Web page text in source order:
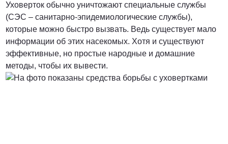
Уховерток обычно уничтожают специальные службы
(СЭС – санитарно-эпидемиологические службы),
которые можно быстро вызвать. Ведь существует мало
информации об этих насекомых. Хотя и существуют
эффективные, но простые народные и домашние
методы, чтобы их вывести.